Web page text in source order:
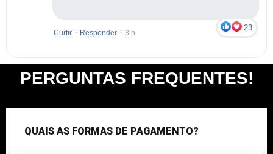
Curtir · Responder · 23
3 h
PERGUNTAS FREQUENTES!
QUAIS AS FORMAS DE PAGAMENTO?